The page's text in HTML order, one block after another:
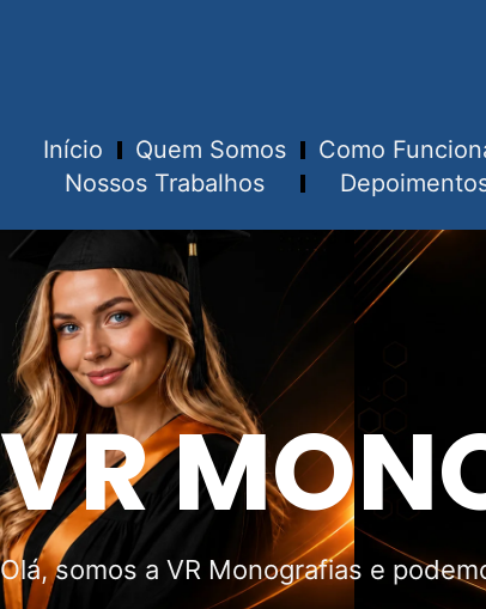
Início Quem Somos Como
Nossos Trabalhos
VR
Olá, somos a VR Monografias e